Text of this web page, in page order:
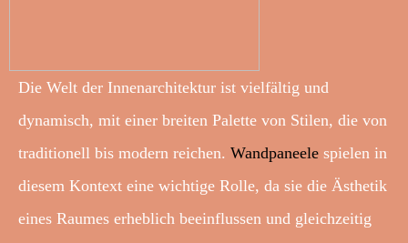
Die Welt der Innenarchitektur ist vielfältig und
dynamisch, mit einer breiten Palette von Stilen, die von
traditionell bis modern reichen. Wandpaneele spielen in
diesem Kontext eine wichtige Rolle, da sie die Ästhetik
eines Raumes erheblich beeinflussen und gleichzeitig